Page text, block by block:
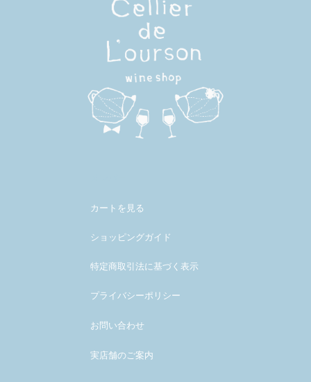
カートを見る
ショッピングガイド
特定商取引法に基づく表示
プライバシーポリシー
お問い合わせ
実店舗のご案内